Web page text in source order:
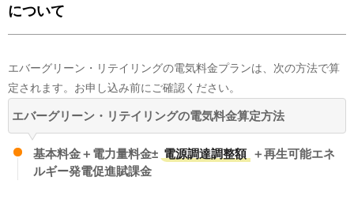
よかった点(メリット)
切り替えがスマホひとつで完結するのは非常にメリット
気になった点(デメリット)
その他 100 %
実績値を元に公開されているすべての電源構成については、旧一般電気事業
者にあたる小売電気事業者が保有する原子力発電所が稼働していないことか
所が含まれません。今後、原子力発電所が稼働した際には、すべての電力会
社の市場調達、常時バックアップ、インバランス補給等の内訳に原子力発電
による電気が含まれてくることが想定されます。
について
エバーグリーン・リテイリングの電気料金プランは、次の方法で算
定されます。お申し込み前にご確認ください。
エバーグリーン・リテイリングの電気料金算定方法
基本料金＋電力量料金± 電源調達調整額 ＋再生可能エネ
ルギー発電促進賦課金